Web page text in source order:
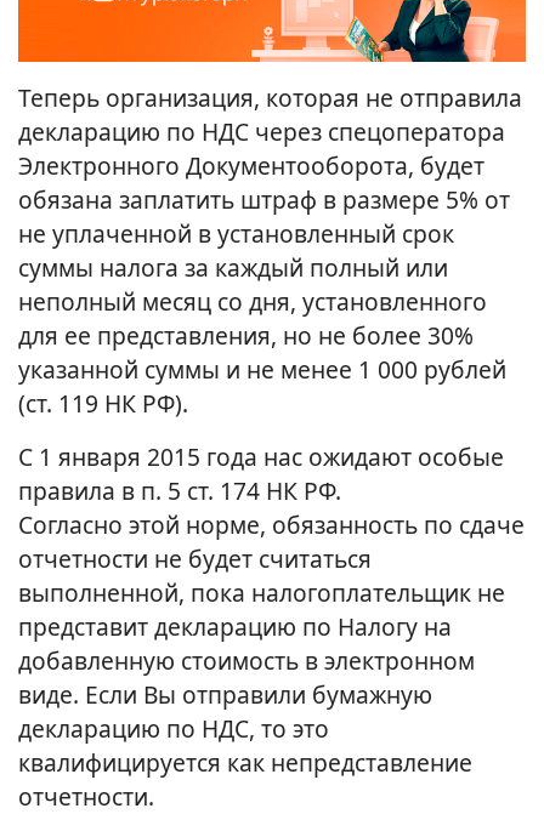
Теперь организация, которая не отправила
декларацию по НДС через спецоператора
Электронного Документооборота, будет
обязана заплатить штраф в размере 5% от
не уплаченной в установленный срок
суммы налога за каждый полный или
неполный месяц со дня, установленного
для ее представления, но не более 30%
указанной суммы и не менее 1 000 рублей
(ст. 119 НК РФ).
C 1 января 2015 года нас ожидают особые
правила в п. 5 ст. 174 НК РФ.
Согласно этой норме, обязанность по сдаче
отчетности не будет считаться
выполненной, пока налогоплательщик не
представит декларацию по Налогу на
добавленную стоимость в электронном
виде. Если Вы отправили бумажную
декларацию по НДС, то это
квалифицируется как непредставление
отчетности.